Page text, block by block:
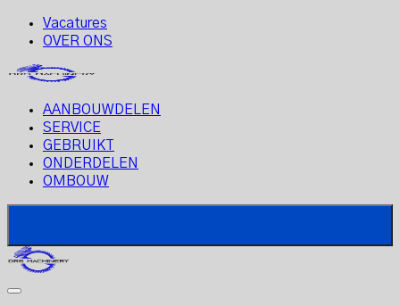
Vacatures
OVER ONS
AANBOUWDELEN
SERVICE
GEBRUIKT
ONDERDELEN
OMBOUW